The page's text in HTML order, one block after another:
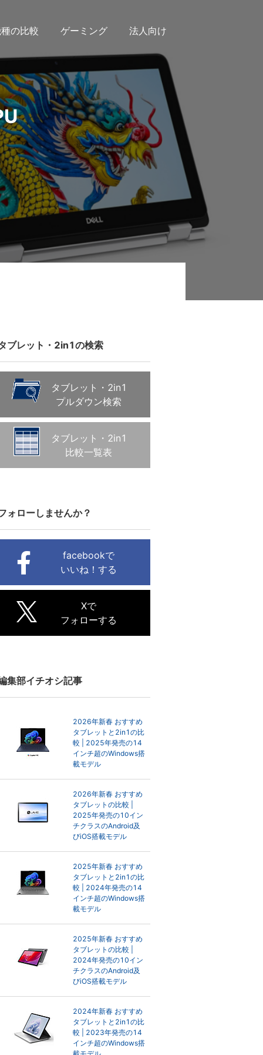
の比較 ゲーミング 法人向け
ブレット・2in1の検索
タブレット・2in1
プルダウン検索
タブレット・2in1
比較一覧表
ォローしませんか？
facebookで
いいね！する
Xで
フォローする
集部イチオシ記事
2026年新春 おすすめ
タブレットと2in1の比
較 | 2025年発売の14
インチ超のWindows搭
載モデル
2026年新春 おすすめ
タブレットの比較 |
2025年発売の10イン
チクラスのAndroid及
びiOS搭載モデル
2025年新春 おすすめ
タブレットと2in1の比
較 | 2024年発売の14
インチ超のWindows搭
載モデル
2025年新春 おすすめ
タブレットの比較 |
2024年発売の10イン
チクラスのAndroid及
びiOS搭載モデル
2024年新春 おすすめ
タブレットと2in1の比
較 | 2023年発売の14
インチ超のWindows搭